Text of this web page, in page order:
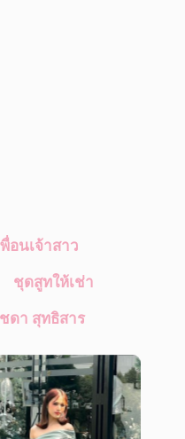
อนเจ้าสาว
ชุดสูทให้เช่า
ดา สุทธิสาร